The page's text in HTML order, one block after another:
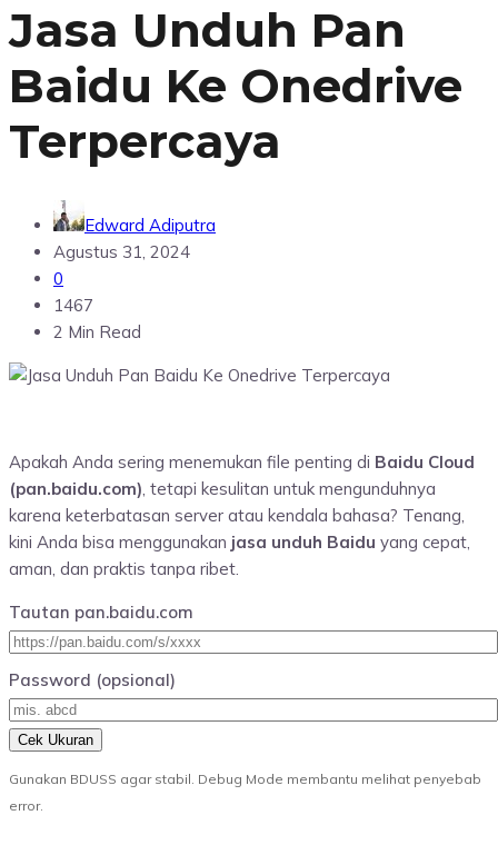
Jasa Unduh Pan
Baidu Ke Onedrive
Terpercaya
Edward Adiputra
Agustus 31, 2024
0
1467
2 Min Read
Apakah Anda sering menemukan file penting di Baidu Cloud
(pan.baidu.com), tetapi kesulitan untuk mengunduhnya
karena keterbatasan server atau kendala bahasa? Tenang,
kini Anda bisa menggunakan jasa unduh Baidu yang cepat,
aman, dan praktis tanpa ribet.
Tautan pan.baidu.com
Password (opsional)
Cek Ukuran
Gunakan BDUSS agar stabil. Debug Mode membantu melihat penyebab
error.